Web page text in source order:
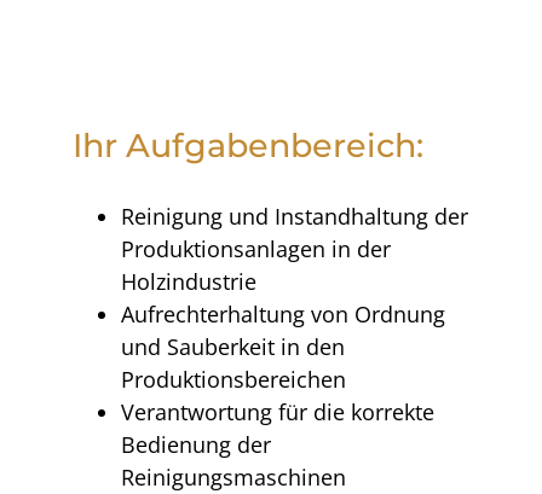
Ihr Aufgabenbereich:
Reinigung und Instandhaltung der
Produktionsanlagen in der
Holzindustrie
Aufrechterhaltung von Ordnung
und Sauberkeit in den
Produktionsbereichen
Verantwortung für die korrekte
Bedienung der
Reinigungsmaschinen